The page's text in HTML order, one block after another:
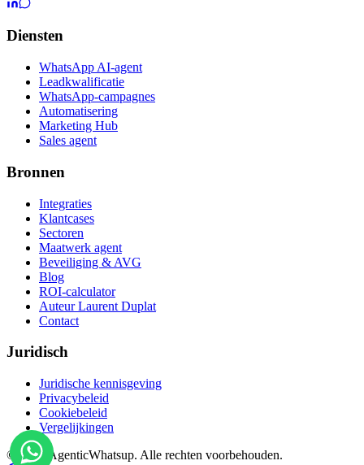
Diensten
WhatsApp AI-agent
Leadkwalificatie
WhatsApp-campagnes
Automatisering
Marketing Hub
Sales agent
Bronnen
Integraties
Klantcases
Sectoren
Maatwerk agent
Beveiliging & AVG
Blog
ROI-calculator
Auteur Laurent Duplat
Contact
Juridisch
Juridische kennisgeving
Privacybeleid
Cookiebeleid
Vergelijkingen
© 2026 AgenticWhatsup. Alle rechten voorbehouden.